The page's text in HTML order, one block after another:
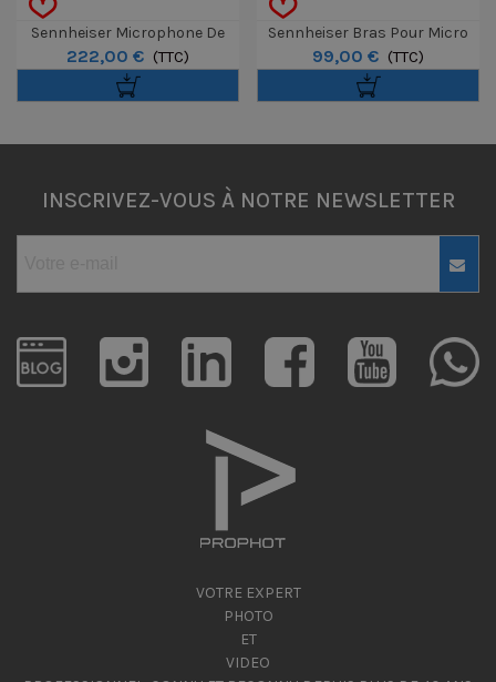
Sennheiser Microphone De
Reportage MD46
222,00 € (TTC)
Sennheiser Bras Pour Micro
Profile
99,00 € (TTC)
INSCRIVEZ-VOUS À NOTRE NEWSLETTER
VOTRE EXPERT
PHOTO
ET
VIDEO